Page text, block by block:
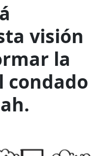
visión
la
condado